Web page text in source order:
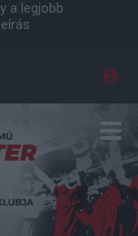
a legjobb